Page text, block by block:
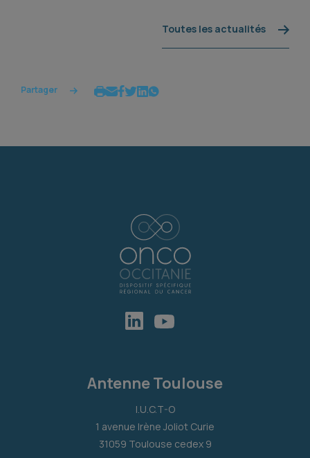
Toutes les actualités
Partager
Antenne Toulouse
I.U.C.T-O
1 avenue Irène Joliot Curie
31059 Toulouse cedex 9